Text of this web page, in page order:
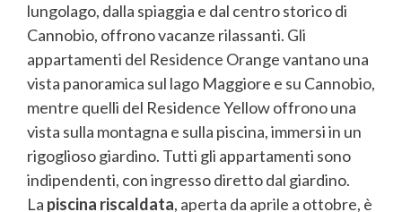
lungolago, dalla spiaggia e dal centro storico di
Cannobio, offrono vacanze rilassanti. Gli
appartamenti del Residence Orange vantano una
vista panoramica sul lago Maggiore e su Cannobio,
mentre quelli del Residence Yellow offrono una
vista sulla montagna e sulla piscina, immersi in un
rigoglioso giardino. Tutti gli appartamenti sono
indipendenti, con ingresso diretto dal giardino.
La piscina riscaldata, aperta da aprile a ottobre, è